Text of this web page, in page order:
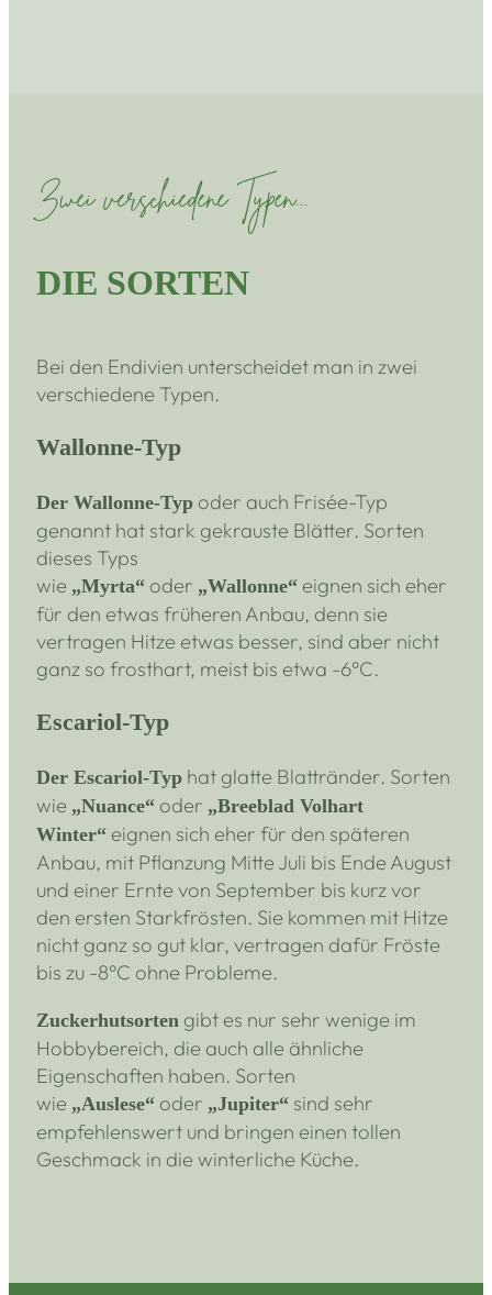
Zwei verschiedene Typen...
DIE SORTEN
Bei den Endivien unterscheidet man in zwei
verschiedene Typen.
Wallonne-Typ
Der Wallonne-Typ oder auch Frisée-Typ
genannt hat stark gekrauste Blätter. Sorten
dieses Typs
wie „Myrta“ oder „Wallonne“ eignen sich eher
für den etwas früheren Anbau, denn sie
vertragen Hitze etwas besser, sind aber nicht
ganz so frosthart, meist bis etwa -6°C.
Escariol-Typ
Der Escariol-Typ hat glatte Blattränder. Sorten
wie „Nuance“ oder „Breeblad Volhart
Winter“ eignen sich eher für den späteren
Anbau, mit Pflanzung Mitte Juli bis Ende August
und einer Ernte von September bis kurz vor
den ersten Starkfrösten. Sie kommen mit Hitze
nicht ganz so gut klar, vertragen dafür Fröste
bis zu -8°C ohne Probleme.
Zuckerhutsorten gibt es nur sehr wenige im
Hobbybereich, die auch alle ähnliche
Eigenschaften haben. Sorten
wie „Auslese“ oder „Jupiter“ sind sehr
empfehlenswert und bringen einen tollen
Geschmack in die winterliche Küche.